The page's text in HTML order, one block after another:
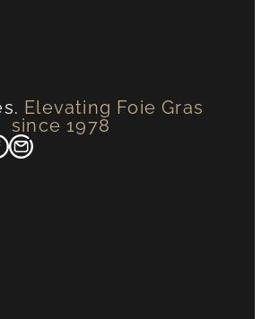
Elevating Foie Gras
since 1978